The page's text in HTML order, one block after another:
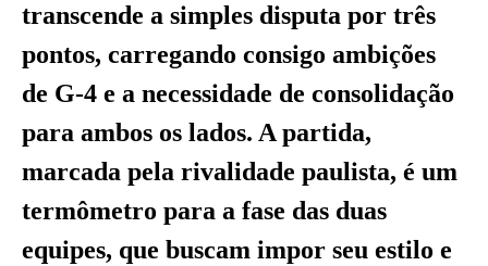
transcende a simples disputa por três
pontos, carregando consigo ambições
de G-4 e a necessidade de consolidação
para ambos os lados. A partida,
marcada pela rivalidade paulista, é um
termômetro para a fase das duas
equipes, que buscam impor seu estilo e